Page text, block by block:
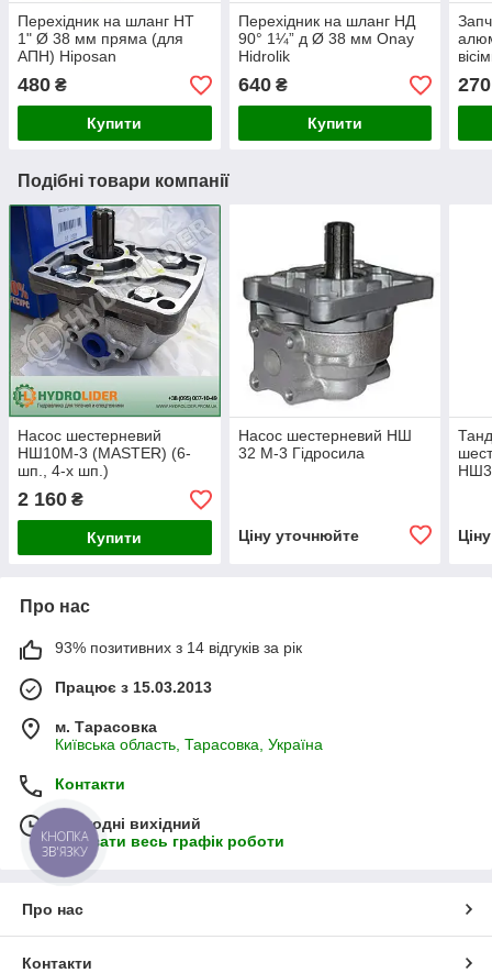
Перехідник на шланг НТ
1" Ø 38 мм пряма (для
АПН) Hiposan
480 ₴
Купити
Перехідник на шланг НД
90° 1¼” д Ø 38 мм Onay
Hidrolik
640₴
Купити
270
Подібні товари компанії
Насос шестерневий
НШ10М-3 (MASTER) (6-
шп., 4-х шп.)
2 160 ₴
Купити
Насос шестерневий НШ
32 М-3 Гідросила
Ціну уточнюйте
Про нас
93% позитивних з 14 відгуків за рік
Працює з 15.03.2013
м. Тарасовка
Київська область, Тарасовка, Україна
Контакти
Сьогодні вихідний
Показати весь графік роботи
Про нас
Контакти
КНОПКА
ЗВ'ЯЗКУ